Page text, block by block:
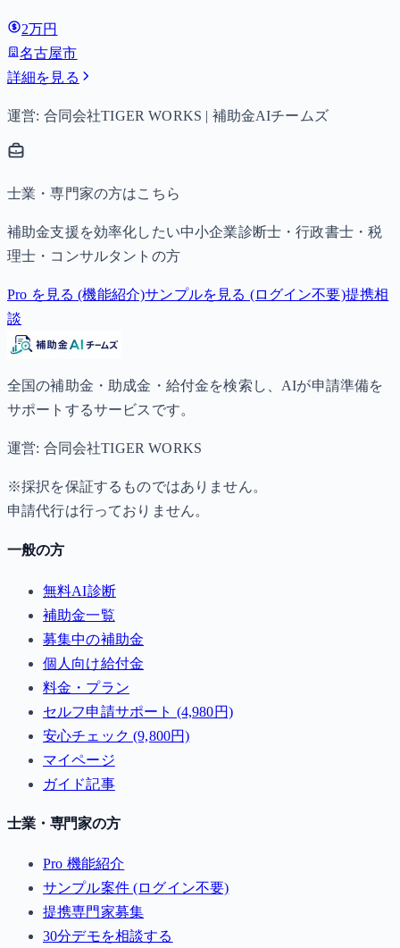
2万円
名古屋市
詳細を見る
運営: 合同会社TIGER WORKS | 補助金AIチームズ
士業・専門家の方はこちら
補助金支援を効率化したい中小企業診断士・行政書士・税
理士・コンサルタントの方
Pro を見る (機能紹介)サンプルを見る (ログイン不要)提携相
談
全国の補助金・助成金・給付金を検索し、AIが申請準備を
サポートするサービスです。
運営: 合同会社TIGER WORKS
※採択を保証するものではありません。
申請代行は行っておりません。
一般の方
無料AI診断
補助金一覧
募集中の補助金
個人向け給付金
料金・プラン
セルフ申請サポート (4,980円)
安心チェック (9,800円)
マイページ
ガイド記事
士業・専門家の方
Pro 機能紹介
サンプル案件 (ログイン不要)
提携専門家募集
30分デモを相談する